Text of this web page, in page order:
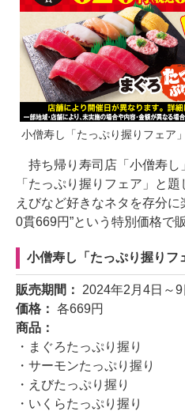
小僧寿し「たっぷり握りフェア」
持ち帰り寿司店「小僧寿し
「たっぷり握りフェア」と
えびなど好きなネタを存分
0貫669円”という特別価格で
小僧寿し「たっぷり握りフ
販売期間： 2024年2月4日～9
価格： 各669円
商品：
・まぐろたっぷり握り
・サーモンたっぷり握り
・えびたっぷり握り
・いくらたっぷり握り